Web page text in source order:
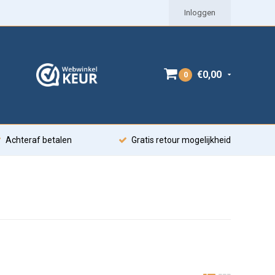
Inloggen
0 €0,00
Achteraf betalen Gratis retour mogelijkheid